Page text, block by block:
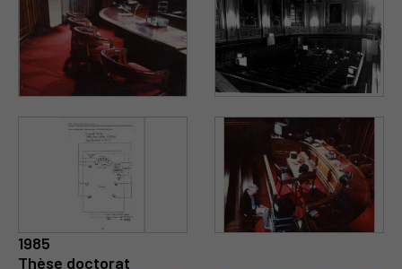
1985
Thèse doctorat